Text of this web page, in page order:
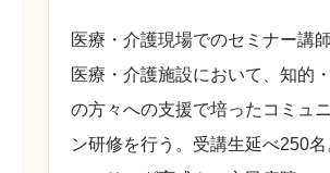
医療・介護現場でのセミナー講師
医療・介護施設において、知的
の方々への支援で培ったコミュ
ン研修を行う。受講生延べ250